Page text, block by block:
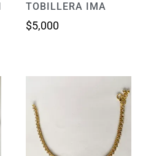
TOBILLERA IMA
$5,000